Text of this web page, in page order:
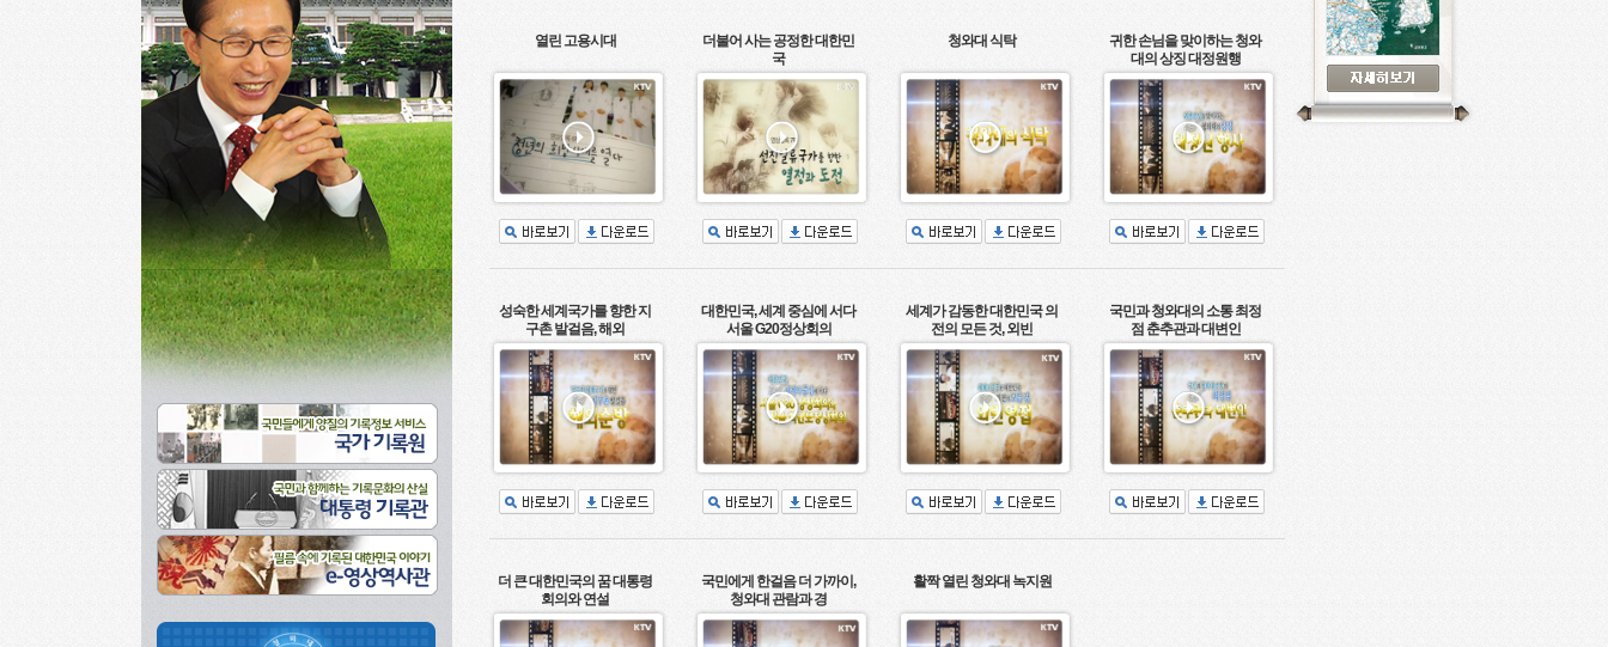
열린 고용시대
더불어 사는 공정한 대한민
국
청와대 식탁
귀한 손님을 맞이하는 청와
대의 상징 대정원행
성숙한 세계국가를 향한 지
구촌 발걸음, 해외
대한민국, 세계 중심에 서다
서울 G20정상회의
세계가 감동한 대한민국 의
전의 모든 것, 외빈
국민과 청와대의 소통 최정
점 춘추관과 대변인
더 큰 대한민국의 꿈 대통령
회의와 연설
국민에게 한걸음 더 가까이,
청와대 관람과 경
활짝 열린 청와대 녹지원